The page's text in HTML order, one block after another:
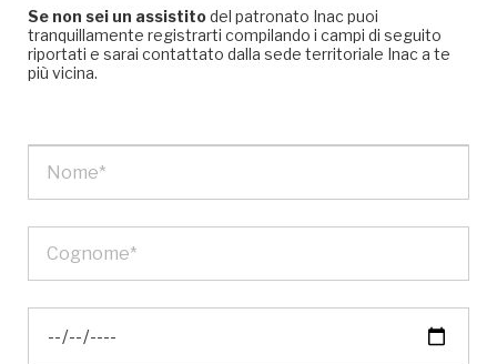
Se non sei un assistitodel patronato Inac puoi
tranquillamente registrarti compilando i campi di seguito
riportati e sarai contattato dalla sede territoriale Inac a te
più vicina.